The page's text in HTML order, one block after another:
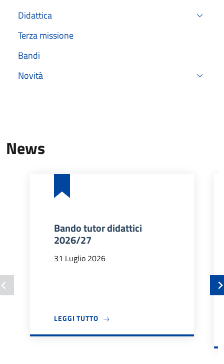
Didattica
Terza missione
Bandi
Novità
News
Bando tutor didattici
2026/27
31 Luglio 2026
LEGGI TUTTOA PROPOSITO DI BANDO TUTOR